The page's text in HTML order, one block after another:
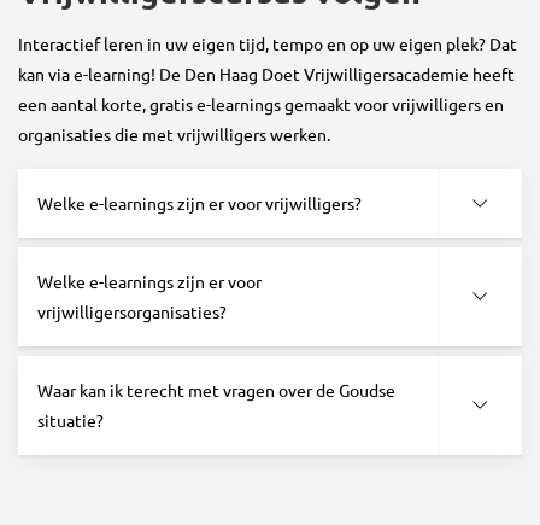
Interactief leren in uw eigen tijd, tempo en op uw eigen plek? Dat
kan via e-learning! De Den Haag Doet Vrijwilligersacademie heeft
een aantal korte, gratis e-learnings gemaakt voor vrijwilligers en
organisaties die met vrijwilligers werken.
Welke e-learnings zijn er voor vrijwilligers?
Welke e-learnings zijn er voor
vrijwilligersorganisaties?
Waar kan ik terecht met vragen over de Goudse
situatie?